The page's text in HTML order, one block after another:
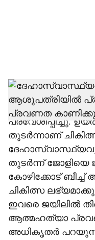
h
a
r
e
കൂടത്തായി
മുഖ്യപ്രതി
പ്രവേശിപ്പിച്ചു.
തുടര്‍ന്നാണ്
തുടര്‍ന്ന്
കോഴിക്കോട് ബീച്ച്
ചികിത്സ
ഇവരെ ജയിലില്‍
ആത്മഹത്യാ
അധികൃതര്‍